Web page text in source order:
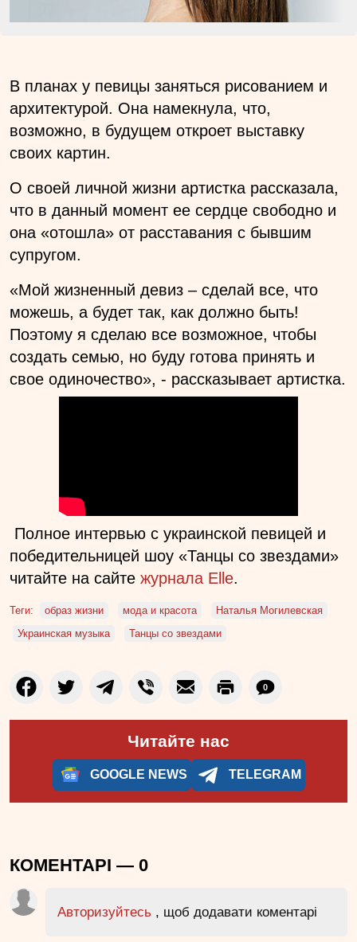
В планах у певицы заняться рисованием и
архитектурой. Она намекнула, что,
возможно, в будущем откроет выставку
своих картин.
О своей личной жизни артистка рассказала,
что в данный момент ее сердце свободно и
она «отошла» от расставания с бывшим
супругом.
«Мой жизненный девиз – сделай все, что
можешь, а будет так, как должно быть!
Поэтому я сделаю все возможное, чтобы
создать семью, но буду готова принять и
свое одиночество», - рассказывает артистка.
Полное интервью с украинской певицей и
победительницей шоу «Танцы со звездами»
читайте на сайте журнала Elle.
Теги: образ жизни мода и красота
Наталья Могилевская
Украинская музыка
Танцы со звездами
0
Читайте нас
GOOGLE NEWS TELEGRAM
КОМЕНТАРІ — 0
Авторизуйтесь , щоб додавати коментарі